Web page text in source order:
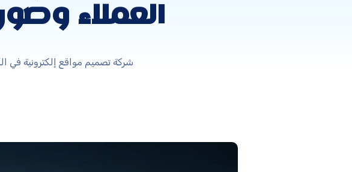
العملاء
شركة تصميم مواقع إلكترونية في